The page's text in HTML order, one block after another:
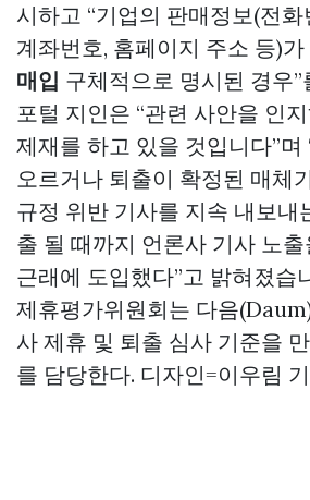
시하고 “기업의 판매정보(전
계좌번호, 홈페이지 주소 등)가
매입 구체적으로 명시된 경우
포털 지인은 “관련 사안을 인
제재를 하고 있을 것입니다”며
오르거나 퇴출이 확정된 매체
규정 위반 기사를 지속 내보내
출 될 때까지 언론사 기사 노
근래에 도입했다”고 밝혀졌
제휴평가위원회는 다음
사 제휴 및 퇴출 심사 기준을
를 담당한다. 디자인=이우림